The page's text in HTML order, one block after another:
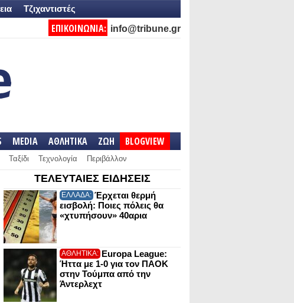
Τζιχαντιστές
ΕΠΙΚΟΙΝΩΝΙΑ: info@tribune.gr
MEDIA ΑΘΛΗΤΙΚΑ ΖΩΗ BLOGVIEW
Ταξίδι Τεχνολογία Περιβάλλον
ΤΕΛΕΥΤΑΙΕΣ ΕΙΔΗΣΕΙΣ
ΕΛΛΑΔΑ: Έρχεται θερμή
εισβολή: Ποιες πόλεις θα
«χτυπήσουν» 40αρια
ΑΘΛΗΤΙΚΑ: Europa League:
Ήττα με 1-0 για τον ΠΑΟΚ
στην Τούμπα από την
Άντερλεχτ